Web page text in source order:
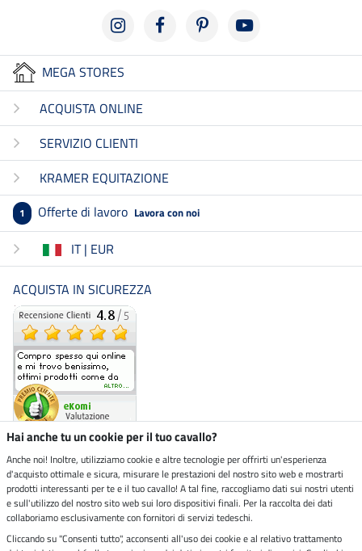
MEGA STORES
ACQUISTA ONLINE
SERVIZIO CLIENTI
KRAMER EQUITAZIONE
1 Offerte di lavoro Lavora con noi
IT | EUR
ACQUISTA IN SICUREZZA
Negozio ecosostenibile
Spedizioni tramite
Hai anche tu un cookie per il tuo cavallo?
Anche noi! Inoltre, utilizziamo cookie e altre tecnologie per offrirti un'esperienza
d'acquisto ottimale e sicura, misurare le prestazioni del nostro sito web e mostrarti
prodotti interessanti per te e il tuo cavallo! A tal fine, raccogliamo dati sui nostri utenti
e sull'utilizzo del nostro sito web sui loro dispositivi finali. Per la raccolta dei dati
collaboriamo esclusivamente con fornitori di servizi tedeschi.
Cliccando su "Consenti tutto", acconsenti all'uso dei cookie e al relativo trattamento